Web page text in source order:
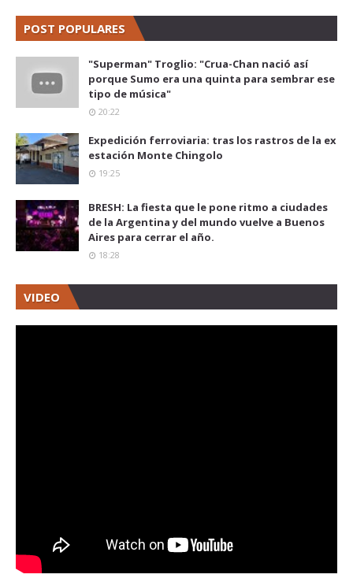
POST POPULARES
"Superman" Troglio: "Crua-Chan nació así
porque Sumo era una quinta para sembrar ese
tipo de música"
20:22
Expedición ferroviaria: tras los rastros de la ex
estación Monte Chingolo
19:25
BRESH: La fiesta que le pone ritmo a ciudades
de la Argentina y del mundo vuelve a Buenos
Aires para cerrar el año.
18:28
VIDEO